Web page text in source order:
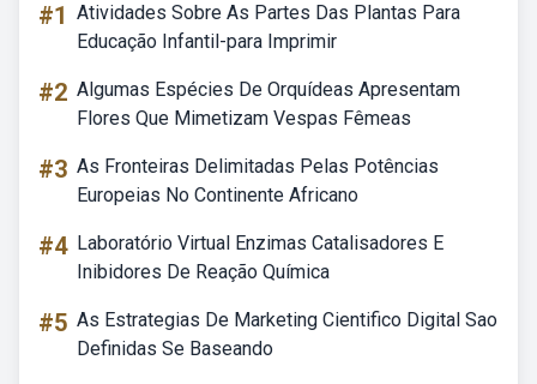
#1 Atividades Sobre As Partes Das Plantas Para
Educação Infantil-para Imprimir
#2 Algumas Espécies De Orquídeas Apresentam
Flores Que Mimetizam Vespas Fêmeas
#3 As Fronteiras Delimitadas Pelas Potências
Europeias No Continente Africano
#4 Laboratório Virtual Enzimas Catalisadores E
Inibidores De Reação Química
#5 As Estrategias De Marketing Cientifico Digital Sao
Definidas Se Baseando